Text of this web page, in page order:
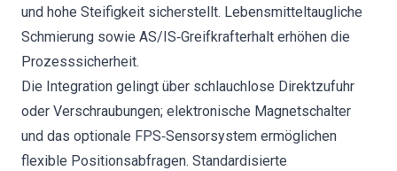
und hohe Steifigkeit sicherstellt. Lebensmitteltaugliche
Schmierung sowie AS/IS‑Greifkrafterhalt erhöhen die
Prozesssicherheit.
Die Integration gelingt über schlauchlose Direktzufuhr
oder Verschraubungen; elektronische Magnetschalter
und das optionale FPS‑Sensorsystem ermöglichen
flexible Positionsabfragen. Standardisierte